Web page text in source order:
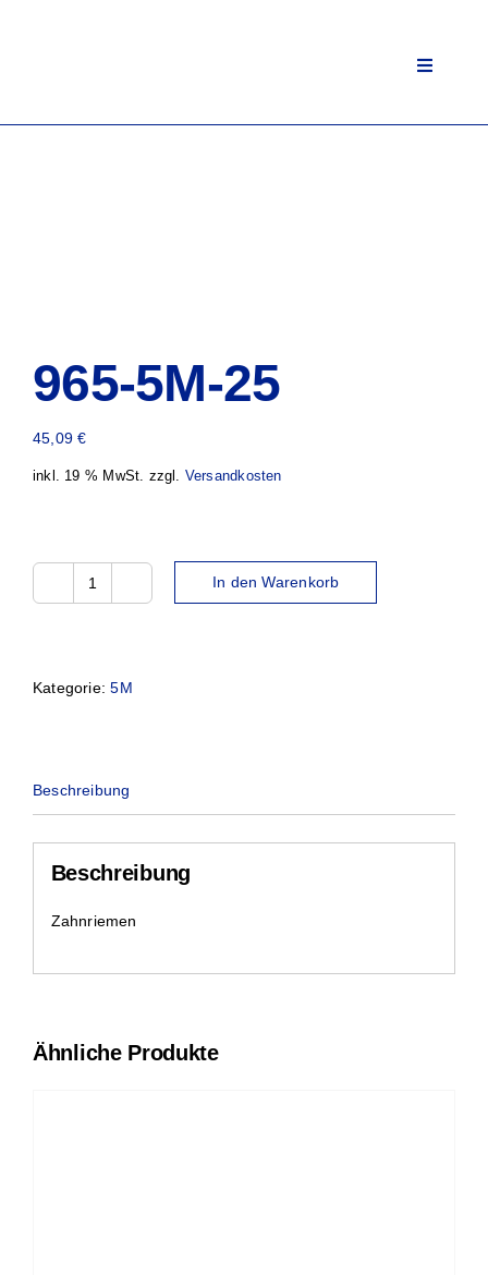
Toggle
965-5M-25
45,09€
inkl. 19 % MwSt. zzgl. Versandkosten
965-
In den Warenkorb
Kategorie:5M
Beschreibung
Beschreibung
Zahnriemen
Ähnliche Produkte